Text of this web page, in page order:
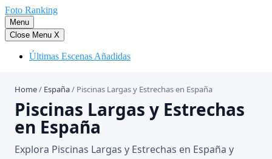
Saltar
al
contenido
Foto Ranking
Menu
Close Menu X
Últimas Escenas Añadidas
Home/ España/ Piscinas Largas y Estrechas en España
Piscinas Largas y Estrechas
en España
Explora Piscinas Largas y Estrechas en España y